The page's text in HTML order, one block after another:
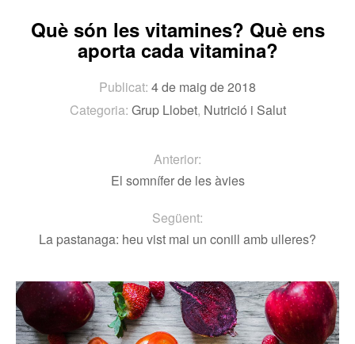
Què són les vitamines? Què ens
aporta cada vitamina?
Publicat: 4 de maig de 2018
Categoria: Grup Llobet, Nutrició i Salut
Anterior:
El somnífer de les àvies
Següent:
La pastanaga: heu vist mai un conill amb ulleres?